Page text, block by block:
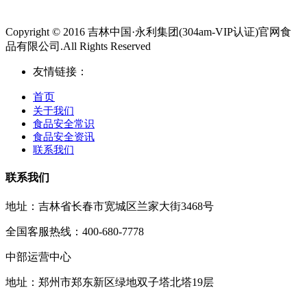
Copyright © 2016 吉林中国·永利集团(304am-VIP认证)官网食
品有限公司.All Rights Reserved
友情链接：
首页
关于我们
食品安全常识
食品安全资讯
联系我们
联系我们
地址：吉林省长春市宽城区兰家大街3468号
全国客服热线：400-680-7778
中部运营中心
地址：郑州市郑东新区绿地双子塔北塔19层